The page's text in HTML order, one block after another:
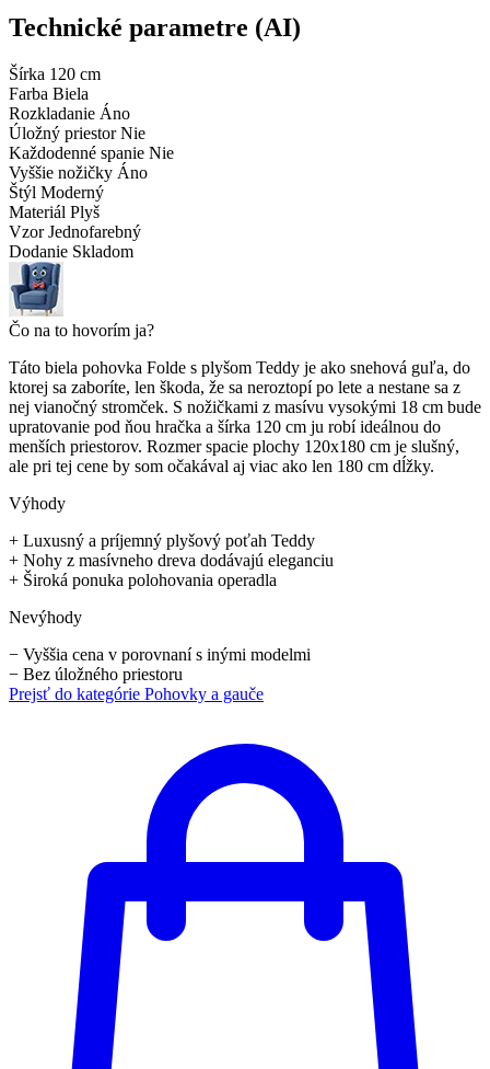
Technické parametre (AI)
Šírka 120 cm
Farba Biela
Rozkladanie Áno
Úložný priestor Nie
Každodenné spanie Nie
Vyššie nožičky Áno
Štýl Moderný
Materiál Plyš
Vzor Jednofarebný
Dodanie Skladom
Čo na to hovorím ja?
Táto biela pohovka Folde s plyšom Teddy je ako snehová guľa, do
ktorej sa zaboríte, len škoda, že sa neroztopí po lete a nestane sa z
nej vianočný stromček. S nožičkami z masívu vysokými 18 cm bude
upratovanie pod ňou hračka a šírka 120 cm ju robí ideálnou do
menších priestorov. Rozmer spacie plochy 120x180 cm je slušný,
ale pri tej cene by som očakával aj viac ako len 180 cm dĺžky.
Výhody
+ Luxusný a príjemný plyšový poťah Teddy
+ Nohy z masívneho dreva dodávajú eleganciu
+ Široká ponuka polohovania operadla
Nevýhody
− Vyššia cena v porovnaní s inými modelmi
− Bez úložného priestoru
Prejsť do kategórie Pohovky a gauče